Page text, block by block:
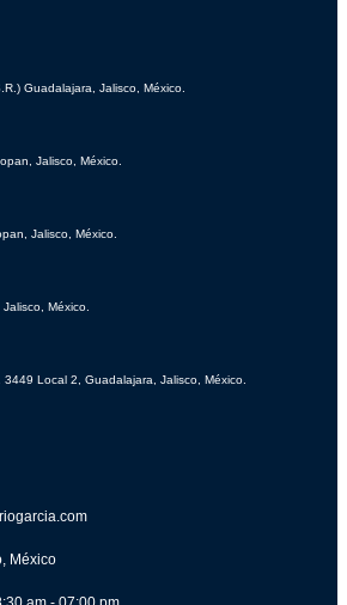
Guadalajara, Jalisco, México.
Jalisco, México.
Jalisco, México.
México.
Local 2, Guadalajara, Jalisco, México.
México